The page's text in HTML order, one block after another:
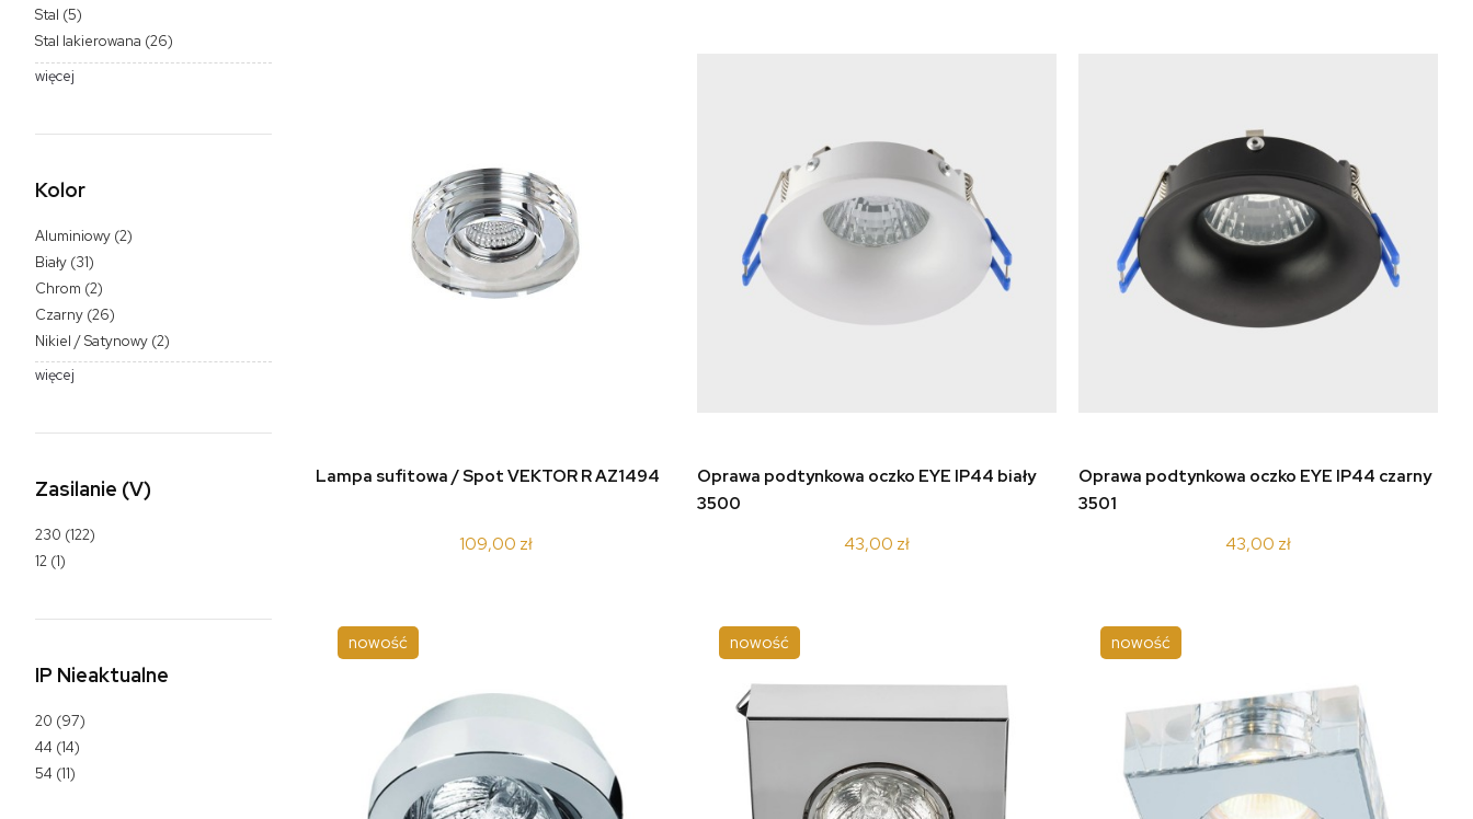
Stal (5)
Stal lakierowana (26)
więcej
Kolor
Aluminiowy (2)
Biały (31)
Chrom (2)
Czarny (26)
Nikiel / Satynowy (2)
więcej
Zasilanie (V)
230 (122)
12 (1)
IP Nieaktualne
20 (97)
44 (14)
54 (11)
do koszyka
Lampa sufitowa / Spot VEKTOR R AZ1494
109,00 zł
do koszyka
Oprawa podtynkowa oczko EYE IP44 biały
3500
43,00 zł
do koszyka
Oprawa podtynkowa oczko EYE IP44 czarny
3501
43,00 zł
nowość nowość nowość